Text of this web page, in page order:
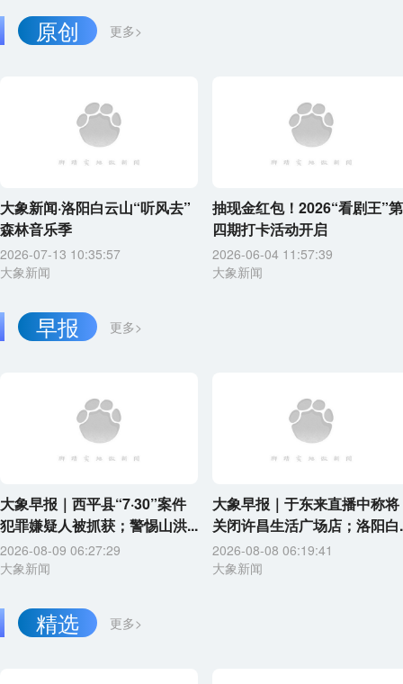
更多>
原创
大象新闻·洛阳白云山“听风去”
森林音乐季
2026-07-13 10:35:57
大象新闻
抽现金红包！2026“看剧王”第
四期打卡活动开启
2026-06-04 11:57:39
大象新闻
更多>
早报
大象早报｜西平县“7·30”案件
犯罪嫌疑人被抓获；警惕山洪...
2026-08-09 06:27:29
大象新闻
大象早报｜于东来直播中称将
关闭许昌生活广场店；洛阳白
2026-08-08 06:19:41
大象新闻
更多>
精选